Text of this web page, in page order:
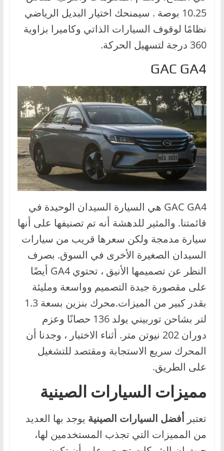
10.25 بوصة . سيمنحك اختيار البديل الرياضي
نظامًا لوقوف السيارات الذاتي وكاميرا بزاوية
360 درجة لتسهيل الحركة.
GAC GA4
GAC GA4 هي السيارة السيدان الوحيدة في
قائمتنا. والمثير للدهشة أنه تم تصنيفها على أنها
سيارة مدمجة ولكن سعرها قريب من سيارات
السيدان الصغيرة الأخرى في السوق. بصرف
النظر عن تصميمها الأنيق ، تحتوي GA4 أيضًا
على مقصورة جيدة التصميم وواسعة ومليئة
بقدر كبير من الميزات.محرك بنزين بسعة 1.3
لتر بشاحن توربيني يولد 136 حصانًا وعزم
دوران 202 نيوتن متر. أثناء الاختبار ، وجدنا أن
المحرك سريع الاستجابة ومقتصد للتشغيل
على الطريق.
مميزات السيارات الصينية
تعتبر أفضل السيارات الصينية يوجد بها العديد
من المميزات التي تجذب المستخدمين لها،